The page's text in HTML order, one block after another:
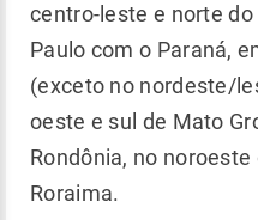
centro-leste e norte
Paulo com o Paraná,
(exceto no nordeste/
oeste e sul de Mato
Rondônia, no
Roraima.